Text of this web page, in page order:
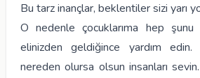
Bu tarz inançlar, beklentiler sizi yarı
O nedenle çocuklarıma hep şunu
elinizden geldiğince yardım
nereden olursa olsun insanları